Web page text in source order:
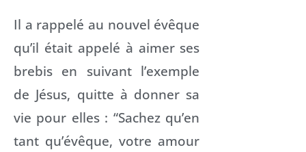
Il a rappelé au nouvel évêque
qu’il était appelé à aimer ses
brebis en suivant l’exemple
de Jésus, quitte à donner sa
vie pour elles : “Sachez qu’en
tant qu’évêque, votre amour